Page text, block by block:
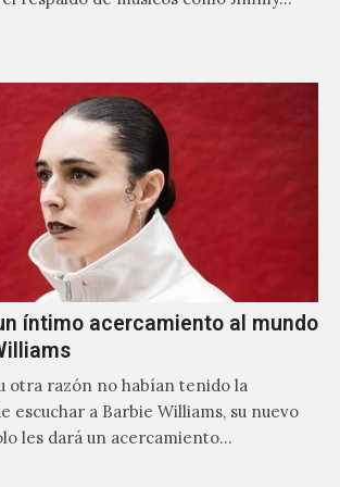
íntimo acercamiento al mundo
otra razón no habían tenido la
escuchar a Barbie Williams, su nuevo
les dará un acercamiento…